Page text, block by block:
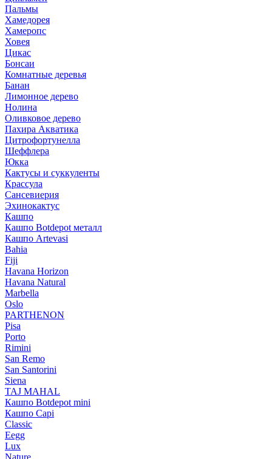
Пальмы
Хамедорея
Хамеропс
Ховея
Цикас
Бонсаи
Комнатные деревья
Банан
Лимонное дерево
Нолина
Оливковое дерево
Пахира Акватика
Цитрофортунелла
Шеффлера
Юкка
Кактусы и суккуленты
Крассула
Сансевиерия
Эхинокактус
Кашпо
Кашпо Botdepot металл
Кашпо Artevasi
Bahia
Fiji
Havana Horizon
Havana Natural
Marbella
Oslo
PARTHENON
Pisa
Porto
Rimini
San Remo
San Santorini
Siena
TAJ MAHAL
Кашпо Botdepot mini
Кашпо Capi
Classic
Eegg
Lux
Nature